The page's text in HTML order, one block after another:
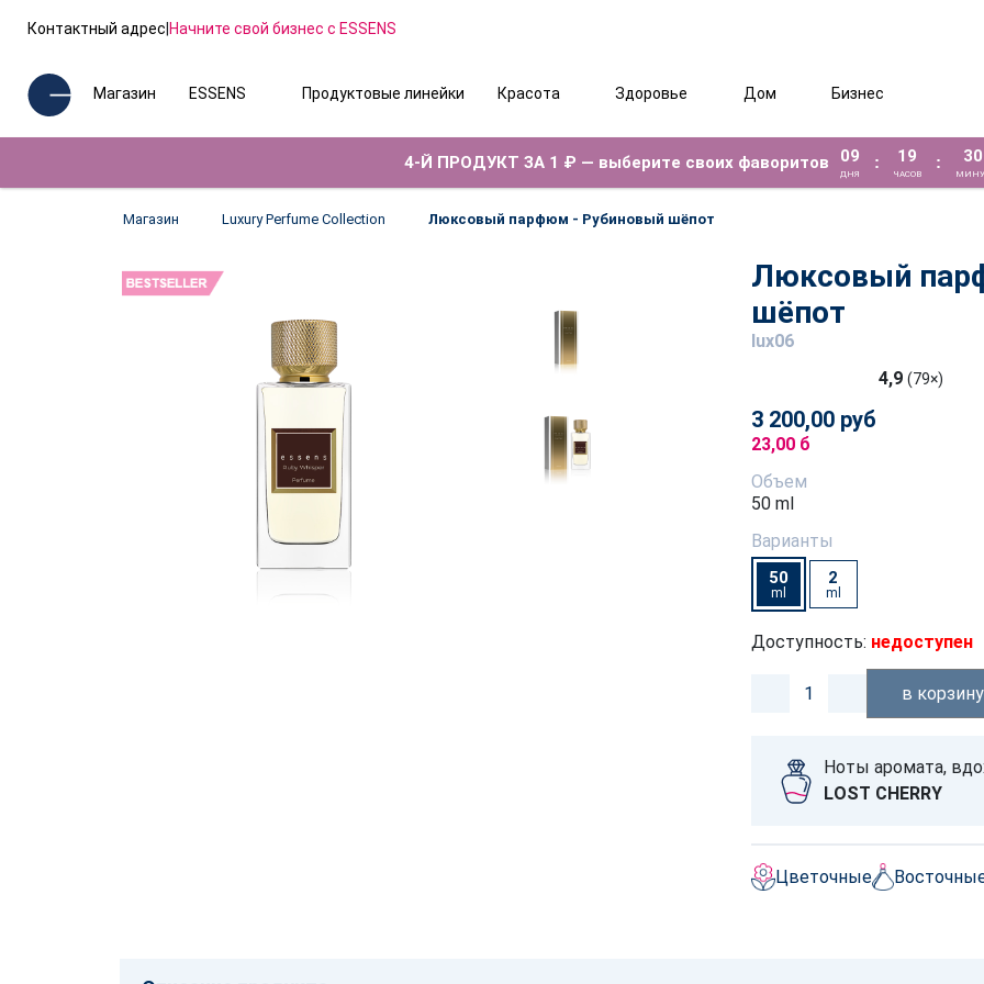
Контактный адрес|Начните свой бизнес с ESSENS
Магазин ESSENS Продуктовые линейки Красота Здоровье Дом Бизнес
4-Й ПРОДУКТ ЗА 1 ₽ — выберите своих фаворитов 09
ДНЯ
: 19
ЧАСОВ
: 30
Магазин Luxury Perfume Collection Люксовый парфюм - Рубиновый шёпот
Люксовый
шёпот
lux06
4,9 (79×)
3 200,00 руб
23,00 б
Объем
50 ml
Варианты
50
ml
2
ml
Доступность: недоступен
в корзину
Ноты аромата,
LOST CHERRY
Цветочные